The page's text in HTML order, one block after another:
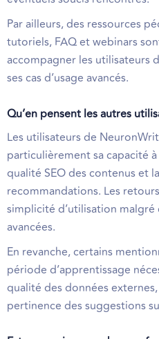
Par ailleurs, des ressources
tutoriels, FAQ et webinars
accompagner les utilisateurs
ses cas d’usage avancés.
Qu’en pensent les autres
Les utilisateurs de
particulièrement sa capacité
qualité SEO des contenus et
recommandations. Les
simplicité d’utilisation
avancées.
En revanche, certains
période d’apprentissage
qualité des données
pertinence des suggestions